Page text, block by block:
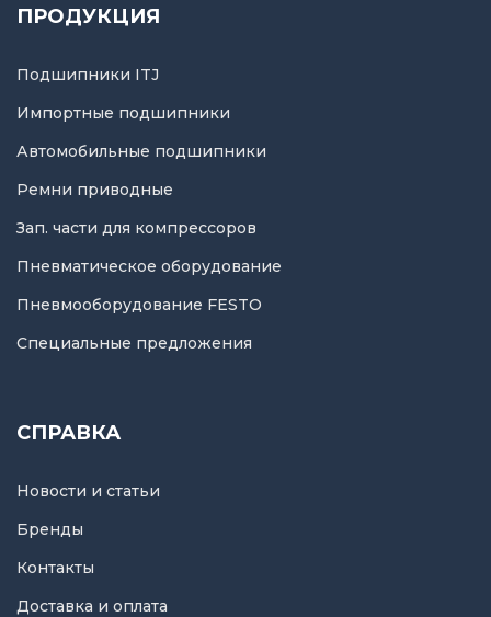
ПРОДУКЦИЯ
Подшипники ITJ
Импортные подшипники
Автомобильные подшипники
Ремни приводные
Зап. части для компрессоров
Пневматическое оборудование
Пневмооборудование FESTO
Специальные предложения
СПРАВКА
Новости и статьи
Бренды
Контакты
Доставка и оплата